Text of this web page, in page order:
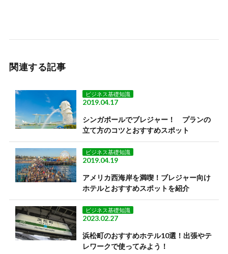
関連する記事
ビジネス基礎知識
2019.04.17
シンガポールでブレジャー！ プランの
立て方のコツとおすすめスポット
ビジネス基礎知識
2019.04.19
アメリカ西海岸を満喫！ブレジャー向け
ホテルとおすすめスポットを紹介
ビジネス基礎知識
2023.02.27
浜松町のおすすめホテル10選！出張やテ
レワークで使ってみよう！